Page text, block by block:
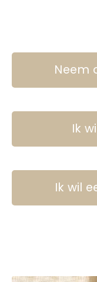
Neem
Ik
Ik wil